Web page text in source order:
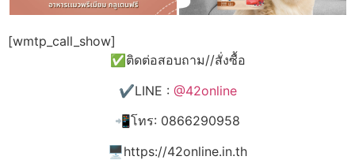
[wmtp_call_show]
✅ติดต่อสอบถาม//สั่งซื้อ
✔️LINE : @42online
📲โทร: 0866290958
🖥️https://42online.in.th